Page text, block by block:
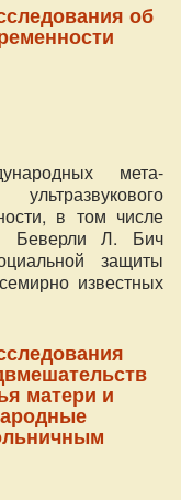
об
мета-
в том числе
Беверли Л. Бич
защиты
известных
матери и